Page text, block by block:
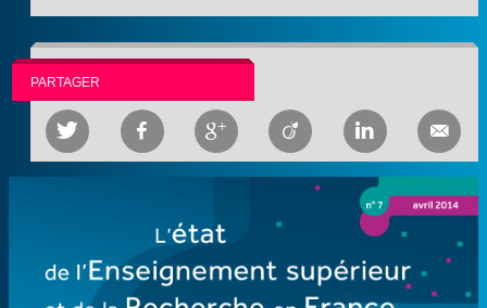
PARTAGER
     